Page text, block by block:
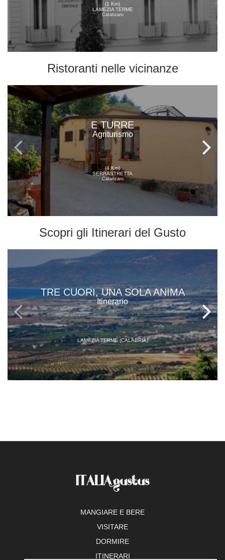
(1 Km)
LAMEZIA TERME
Catanzaro
Ristoranti nelle vicinanze
E TURRE
Agriturismo
(4 Km)
SERRASTRETTA
Catanzaro
Scopri gli Itinerari del Gusto
TRE CUORI, UNA SOLA ANIMA
Itinerario
LAMEZIA TERME (CALABRIA)
MANGIARE E BERE
VISITARE
DORMIRE
ITINERARI